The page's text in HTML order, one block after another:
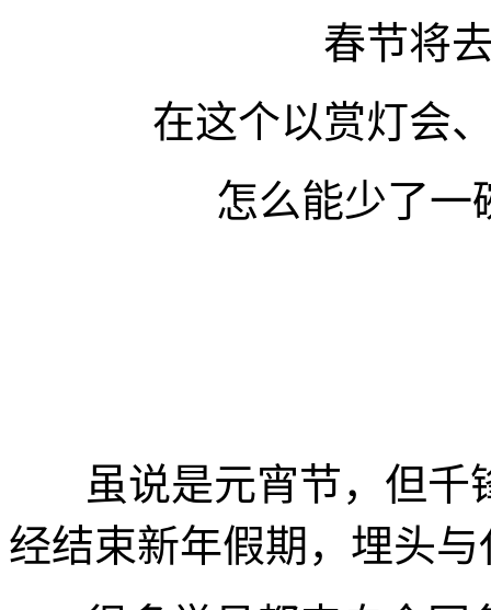
春节将
在这个以赏灯会
怎么能少了一
虽说是元宵节，但千
经结束新年假期，埋头